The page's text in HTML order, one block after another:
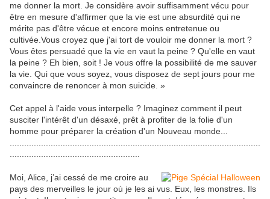
me donner la mort. Je considère avoir suffisamment vécu pour
être en mesure d'affirmer que la vie est une absurdité qui ne
mérite pas d'être vécue et encore moins entretenue ou
cultivée.Vous croyez que j'ai tort de vouloir me donner la mort ?
Vous êtes persuadé que la vie en vaut la peine ? Qu'elle en vaut
la peine ? Eh bien, soit ! Je vous offre la possibilité de me sauver
la vie. Qui que vous soyez, vous disposez de sept jours pour me
convaincre de renoncer à mon suicide. »
Cet appel à l'aide vous interpelle ? Imaginez comment il peut
susciter l'intérêt d'un désaxé, prêt à profiter de la folie d'un
homme pour préparer la création d'un Nouveau monde...
Moi, Alice, j’ai cessé de me croire au
pays des merveilles le jour où je les ai vus. Eux, les monstres. Ils